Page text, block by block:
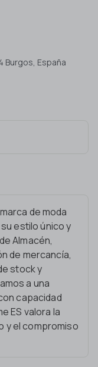
Burgos, España
de moda
estilo único y
Almacén,
de mercancía,
stock y
a una
capacidad
ES valora la
y el compromiso